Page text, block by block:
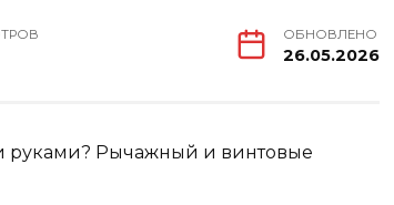
ОБНОВЛЕНО
26.05.2026